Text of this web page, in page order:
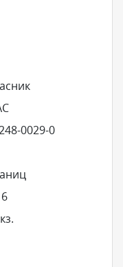
0029-0